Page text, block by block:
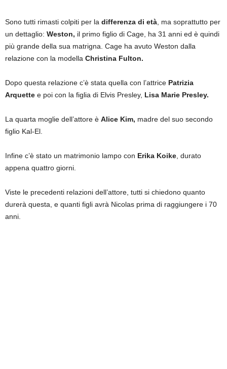
Sono tutti rimasti colpiti per la differenza di età , ma soprattutto per
un dettaglio: Weston, il primo figlio di Cage, ha 31 anni ed è quindi
più grande della sua matrigna. Cage ha avuto Weston dalla
relazione con la modella Christina Fulton.
Dopo questa relazione c’è stata quella con l’attrice Patrizia
Arquette e poi con la figlia di Elvis Presley, Lisa Marie Presley.
La quarta moglie dell’attore è Alice Kim, madre del suo secondo
figlio Kal-El.
Infine c’è stato un matrimonio lampo con Erika Koike , durato
appena quattro giorni.
Viste le precedenti relazioni dell’attore, tutti si chiedono quanto
durerà questa, e quanti figli avrà Nicolas prima di raggiungere i 70
anni.